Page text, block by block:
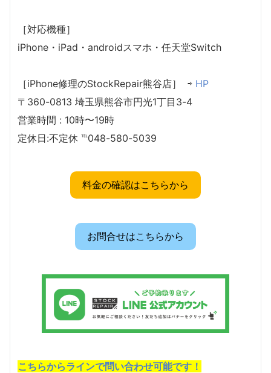
［対応機種］
iPhone・iPad・androidスマホ・任天堂Switch
［iPhone修理のStockRepair熊谷店］ ⇨ HP
〒360-0813 埼玉県熊谷市円光1丁目3-4
営業時間 : 10時〜19時
定休日:不定休 ℡048-580-5039
料金の確認はこちらから
お問合せはこちらから
こちらからラインで問い合わせ可能です！